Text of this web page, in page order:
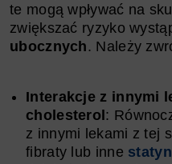
te mogą wpływać na
zwiększać ryzyko
ubocznych. Należy
Interakcje z innymi
cholesterol:
z innymi lekami z tej
fibraty lub inne